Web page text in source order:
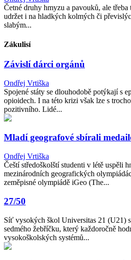
Četné druhy hmyzu a pavouků, ale třeba
udržet i na hladkých kolmých či
slabým...
Zákulisí
Závislí dárci orgánů
Ondřej Vrtiška
Spojené státy se dlouhodobě potýkají s
opioidech. I na této krizi však lze s
pozitivního. Lidé...
Mladí geografové sbírali
Ondřej Vrtiška
Čeští středoškolští studenti v létě uspěli
mezinárodních geografických
zeměpisné olympiádě iGeo (The...
27/50
Síť vysokých škol Universitas 21 (U21)
sedmého žebříčku, který každoročně
vysokoškolských systémů...